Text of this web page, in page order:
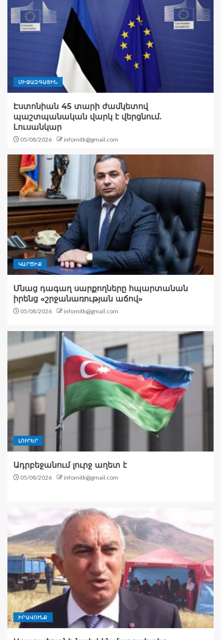
ՄԻՋԱԶԳԱՅԻՆ
Էստոնիան 45 տարի ժամկետով
պաշտպանական վարկ է վերցնում.
Լուսանկար
05/08/2026 infomitk@gmail.com
ԿԱՐԾԻՔ
Մնաց դագաղ սարքողները հպարտանան
իրենց «շրջանառության աճով»
05/08/2026 infomitk@gmail.com
ԼՈՒՐԵՐ
Ադրբեջանում լուրջ աղետ է
05/08/2026 infomitk@gmail.com
ԻՐԱՎՈՒՆՔ